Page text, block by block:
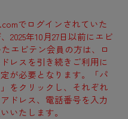
でログインされていた
2025年10月27日以前にエビ
エビテン会員の方は、ロ
レスを引き続きご利用に
が必要となります。「パ
をクリックし、それぞれ
ドレス、電話番号を入力
いたします。